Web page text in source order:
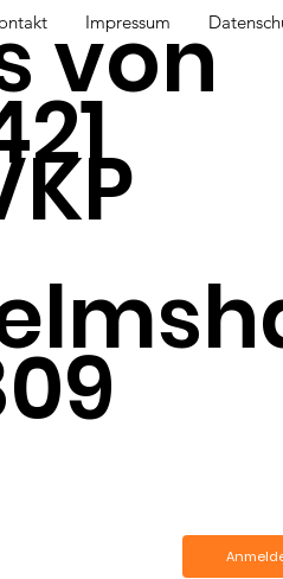
von
Impressum